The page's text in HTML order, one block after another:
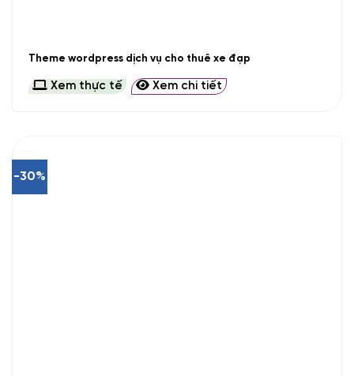
Theme wordpress dịch vụ cho thuê xe đạp
Xem thực tế Xem chi tiết
-30%